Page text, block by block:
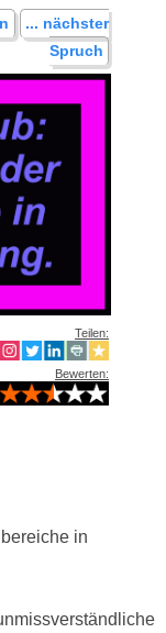
... nächster
Spruch
Teilen:
Bewerten:
in